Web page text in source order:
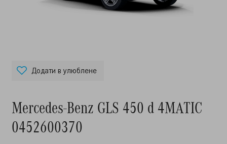
Додати в улюблене
Mercedes-Benz GLS 450 d 4MATIC
0452600370